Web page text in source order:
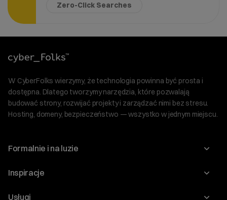
Zero-Click Searches
W CyberFolks wierzymy, że technologia powinna być prosta i
dostępna. Dlatego tworzymy narzędzia, które pozwalają
budować strony, rozwijać projekty i zarządzać nimi bez stresu.
Hosting, domeny, bezpieczeństwo — wszystko w jednym miejscu.
Formalnie i na luzie
O nas
Inspiracje
Blog
Usługi